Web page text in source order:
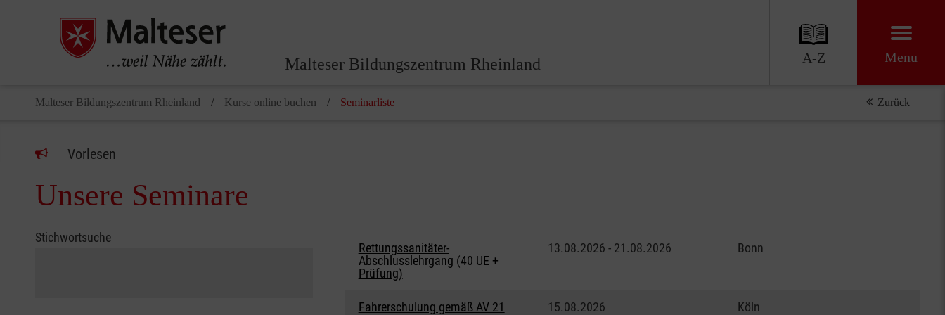
Malteser Bildungszentrum Rheinland A-Z Menu
Malteser Bildungszentrum Rheinland Kurse online buchen Seminarliste Zurück
Vorlesen
Unsere Seminare
Stichwortsuche
Rettungssanitäter-
Abschlusslehrgang (40 UE +
Prüfung)
13.08.2026 - 21.08.2026 Bonn
Fahrerschulung gemäß AV 21 15.08.2026 Köln